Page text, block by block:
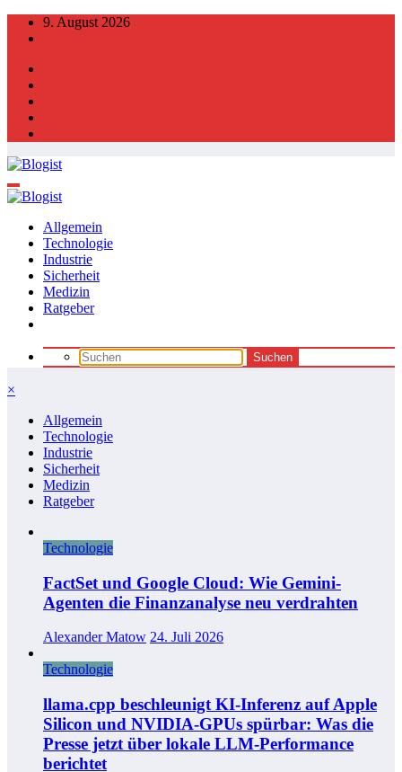
Zum
Inhalt
9. August 2026
Allgemein
Technologie
Industrie
Sicherheit
Medizin
Ratgeber
×
Allgemein
Technologie
Industrie
Sicherheit
Medizin
Ratgeber
Technologie
FactSet und Google Cloud: Wie Gemini-
Agenten die Finanzanalyse neu verdrahten
Alexander Matow 24. Juli 2026
Technologie
llama.cpp beschleunigt KI-Inferenz auf Apple
Silicon und NVIDIA-GPUs spürbar: Was die
Presse jetzt über lokale LLM-Performance
berichtet